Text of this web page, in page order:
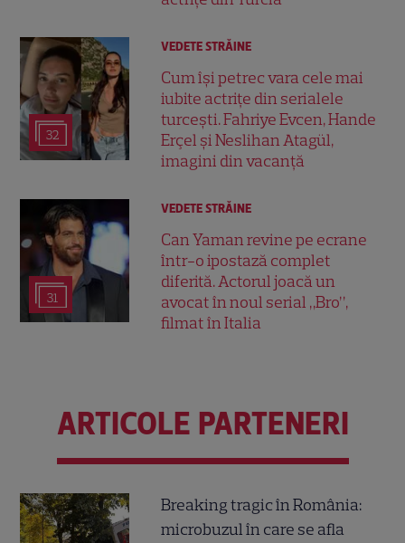
32
VEDETE STRĂINE
Cum își petrec vara cele mai
iubite actrițe din serialele
turcești. Fahriye Evcen, Hande
Erçel și Neslihan Atagül,
imagini din vacanță
31
VEDETE STRĂINE
Can Yaman revine pe ecrane
într-o ipostază complet
diferită. Actorul joacă un
avocat în noul serial „Bro”,
filmat în Italia
ARTICOLE PARTENERI
Breaking tragic în România:
microbuzul în care se afla